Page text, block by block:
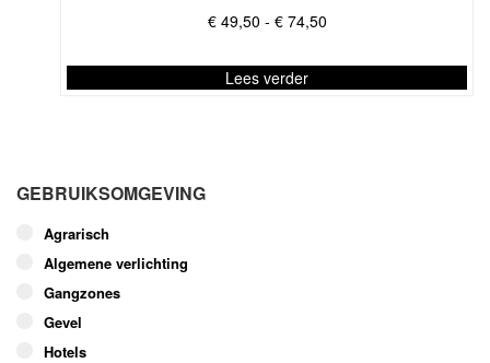
€49,50 - €74,50Prijsklasse:
tot
€ 74,50
Lees verder
variaties.
optie
kan
gekozen
worden
op
GEBRUIKSOMGEVING
Agrarisch
Algemene verlichting
Gangzones
Gevel
Hotels